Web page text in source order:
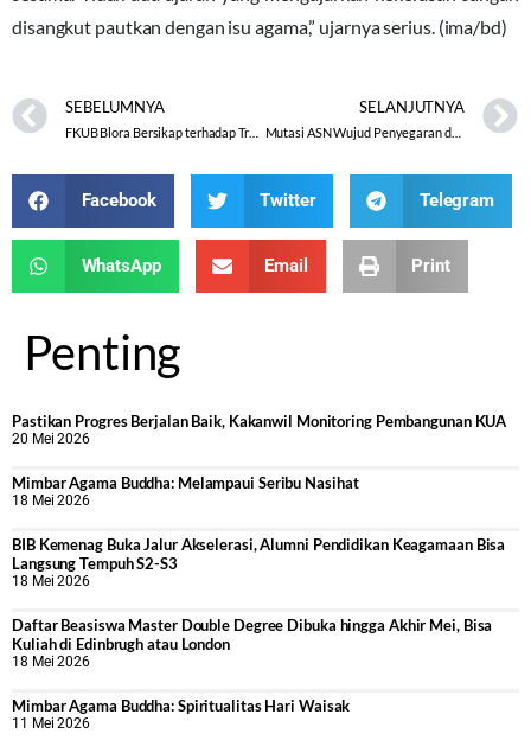
disangkut pautkan dengan isu agama,” ujarnya serius. (ima/bd)
SEBELUMNYA
FKUB Blora Bersikap terhadap Tragedi Kemanusiaan Rohingya Myanmar
SELANJUTNYA
Mutasi ASN Wujud Penyegaran dan Pengembangan Lembaga
Facebook Twitter Telegram
WhatsApp Email Print
Penting
Pastikan Progres Berjalan Baik, Kakanwil Monitoring Pembangunan KUA
20 Mei 2026
Mimbar Agama Buddha: Melampaui Seribu Nasihat
18 Mei 2026
BIB Kemenag Buka Jalur Akselerasi, Alumni Pendidikan Keagamaan Bisa
Langsung Tempuh S2-S3
18 Mei 2026
Daftar Beasiswa Master Double Degree Dibuka hingga Akhir Mei, Bisa
Kuliah di Edinbrugh atau London
18 Mei 2026
Mimbar Agama Buddha: Spiritualitas Hari Waisak
11 Mei 2026